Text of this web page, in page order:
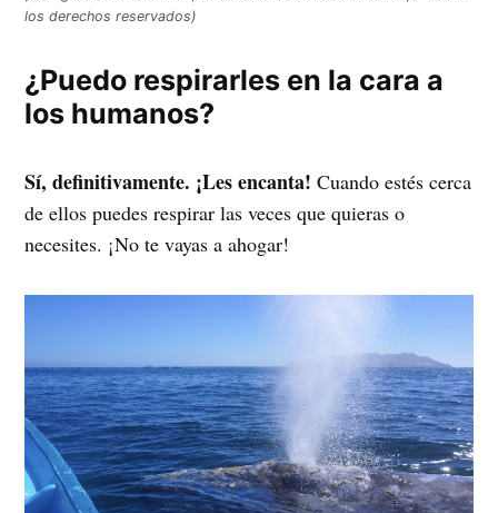
los derechos reservados)
¿Puedo respirarles en la cara a
los humanos?
Sí, definitivamente. ¡Les encanta! Cuando estés cerca
de ellos puedes respirar las veces que quieras o
necesites. ¡No te vayas a ahogar!